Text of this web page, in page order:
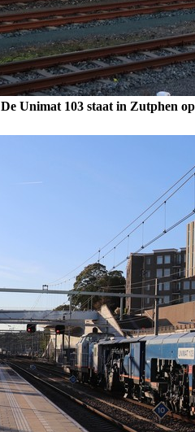
De Unimat 103 staat in Zutphen